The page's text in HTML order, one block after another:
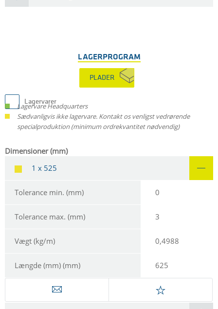
LAGERPROGRAM
PLADER
Lagervarer
Lagervare Headquarters
Sædvanligvis ikke lagervare. Kontakt os venligst vedrørende
specialproduktion (minimum ordrekvantitet nødvendig)
Dimensioner (mm)
1 x 525
Tolerance min. (mm) 0
Tolerance max. (mm) 3
Vægt (kg/m) 0,4988
Længde (mm) (mm) 625